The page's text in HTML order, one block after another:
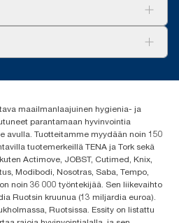
maailmanlaajuinen hygienia- ja
parantamaan hyvinvointia
avulla. Tuotteitamme myydään noin 150
tuotemerkeillä TENA ja Tork sekä
Actimove, JOBST, Cutimed, Knix,
Modibodi, Nosotras, Saba, Tempo,
noin 36 000 työntekijää. Sen liikevaihto
Ruotsin kruunua (13 miljardia euroa).
Ruotsissa. Essity on listattu